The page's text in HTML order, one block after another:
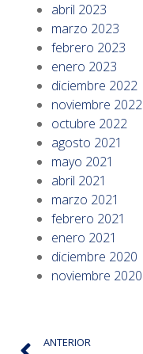
abril 2023
marzo 2023
febrero 2023
enero 2023
diciembre 2022
noviembre 2022
octubre 2022
agosto 2021
mayo 2021
abril 2021
marzo 2021
febrero 2021
enero 2021
diciembre 2020
noviembre 2020
ANTERIOR